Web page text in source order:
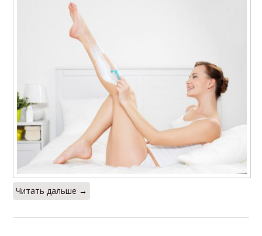
Читать дальше →